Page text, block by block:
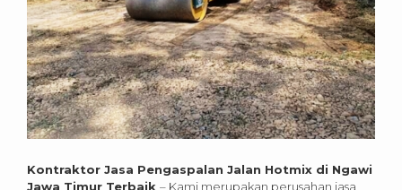
Kontraktor Jasa Pengaspalan Jalan Hotmix di Ngawi
Jawa Timur Terbaik – Kami merupakan perusahan jasa